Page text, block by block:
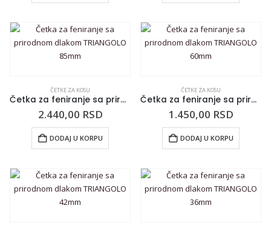
ČETKE ZA KOSU
Četka za feniranje sa prirodnom dlakom TRIANGOLO 85mm
2.440,00 RSD
DODAJ U KORPU
ČETKE ZA KOSU
Četka za feniranje sa prirodnom dlakom TRIANGOLO 60mm
1.450,00 RSD
DODAJ U KORPU